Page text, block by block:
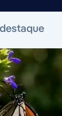
de agosto de 2026
de agosto de 2026
agosto de 2026
de agosto de 2026